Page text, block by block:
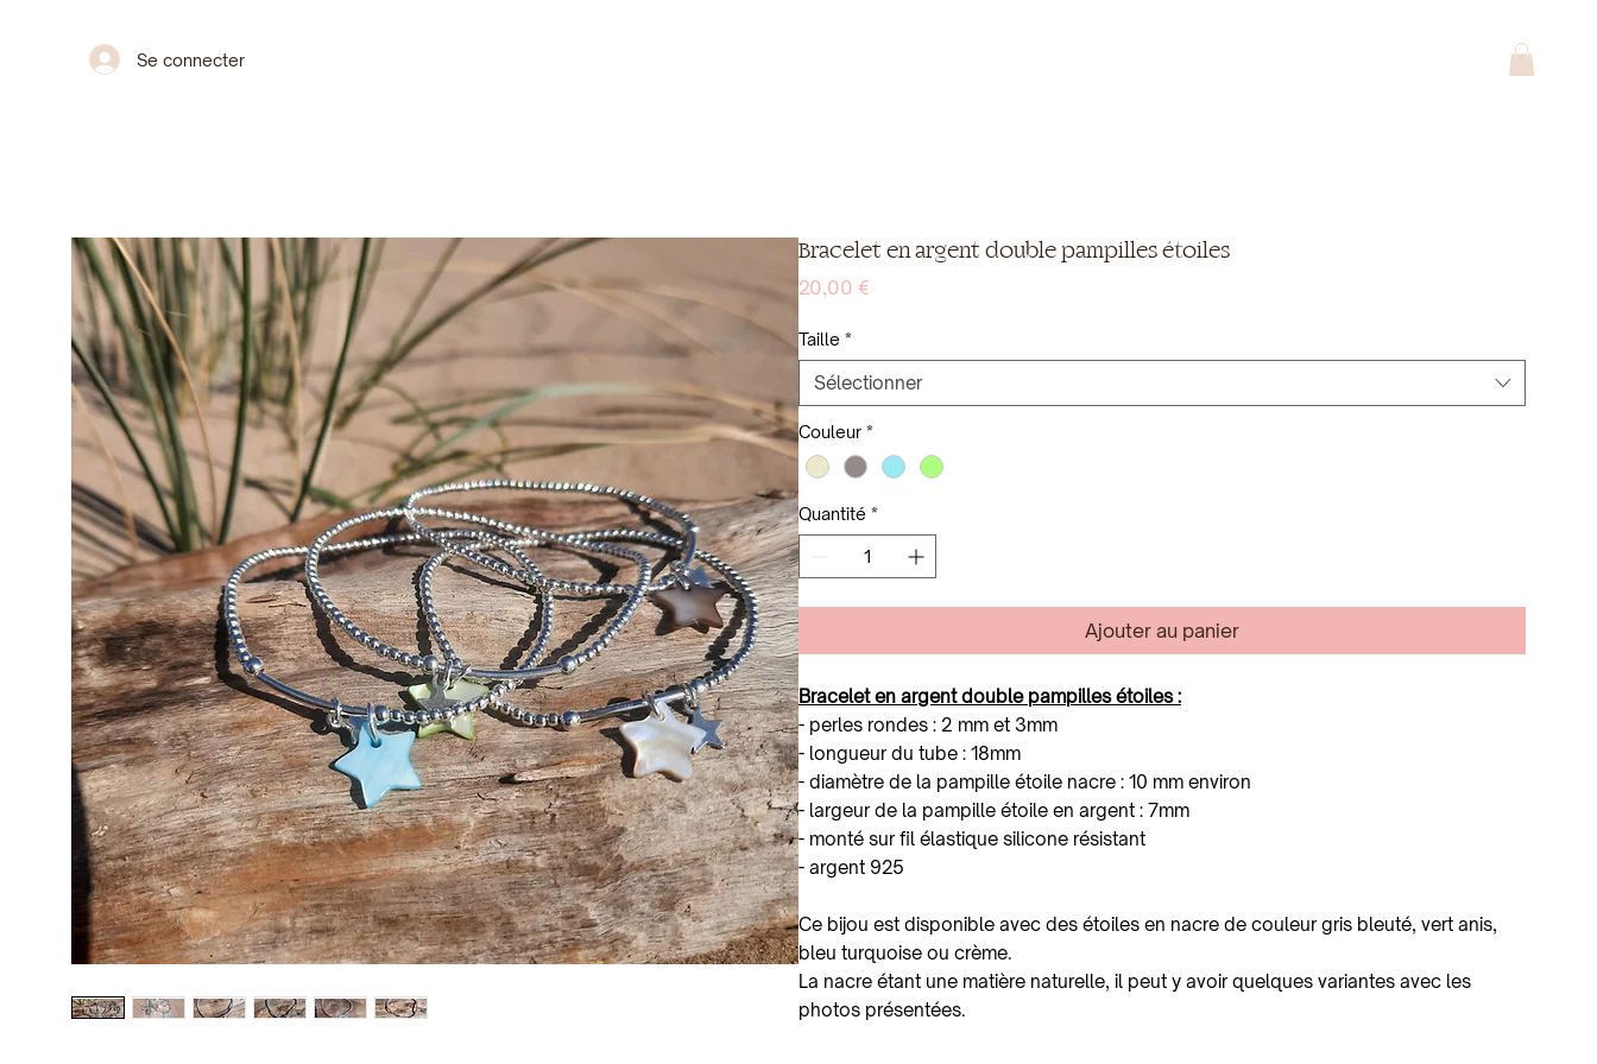
Se connecter
Bracelet en argent double pampilles étoiles
20,00 €
Taille *
Sélectionner
Couleur *
Quantité *
Ajouter au panier
Bracelet en argent double pampilles étoiles :
- perles rondes : 2 mm et 3mm
- longueur du tube : 18mm
- diamètre de la pampille étoile nacre : 10 mm environ
- largeur de la pampille étoile en argent : 7mm
- monté sur fil élastique silicone résistant
- argent 925
Ce bijou est disponible avec des étoiles en nacre de couleur gris bleuté, vert anis,
bleu turquoise ou crème.
La nacre étant une matière naturelle, il peut y avoir quelques variantes avec les
photos présentées.